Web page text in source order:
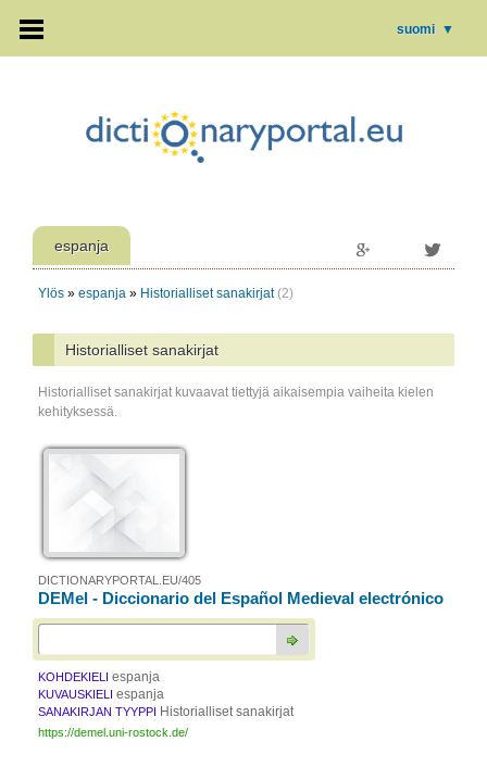
suomi ▼
espanja
Ylös » espanja » Historialliset sanakirjat (2)
Historialliset sanakirjat
Historialliset sanakirjat kuvaavat tiettyjä aikaisempia vaiheita kielen
kehityksessä.
DICTIONARYPORTAL.EU/405
DEMel - Diccionario del Español Medieval electrónico
KOHDEKIELI espanja
KUVAUSKIELI espanja
SANAKIRJAN TYYPPI Historialliset sanakirjat
https://demel.uni-rostock.de/